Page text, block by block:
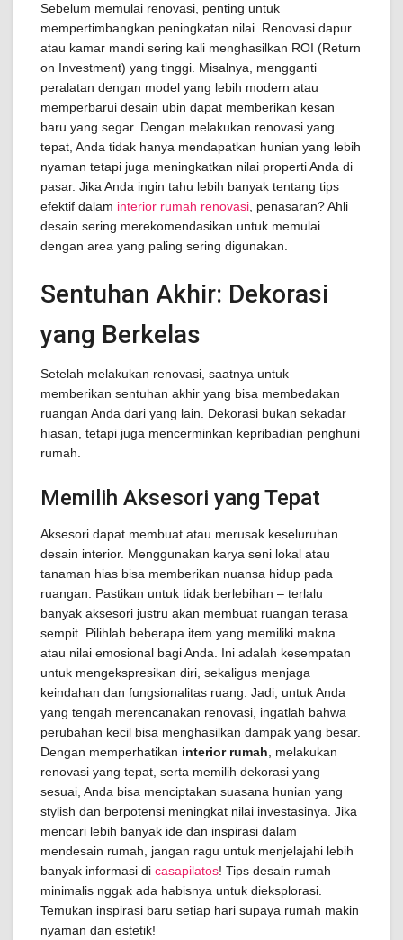
Sebelum memulai renovasi, penting untuk
mempertimbangkan peningkatan nilai. Renovasi dapur
atau kamar mandi sering kali menghasilkan ROI (Return
on Investment) yang tinggi. Misalnya, mengganti
peralatan dengan model yang lebih modern atau
memperbarui desain ubin dapat memberikan kesan
baru yang segar. Dengan melakukan renovasi yang
tepat, Anda tidak hanya mendapatkan hunian yang lebih
nyaman tetapi juga meningkatkan nilai properti Anda di
pasar. Jika Anda ingin tahu lebih banyak tentang tips
efektif dalam interior rumah renovasi , penasaran? Ahli
desain sering merekomendasikan untuk memulai
dengan area yang paling sering digunakan.
Sentuhan Akhir: Dekorasi
yang Berkelas
Setelah melakukan renovasi, saatnya untuk
memberikan sentuhan akhir yang bisa membedakan
ruangan Anda dari yang lain. Dekorasi bukan sekadar
hiasan, tetapi juga mencerminkan kepribadian penghuni
rumah.
Memilih Aksesori yang Tepat
Aksesori dapat membuat atau merusak keseluruhan
desain interior. Menggunakan karya seni lokal atau
tanaman hias bisa memberikan nuansa hidup pada
ruangan. Pastikan untuk tidak berlebihan – terlalu
banyak aksesori justru akan membuat ruangan terasa
sempit. Pilihlah beberapa item yang memiliki makna
atau nilai emosional bagi Anda. Ini adalah kesempatan
untuk mengekspresikan diri, sekaligus menjaga
keindahan dan fungsionalitas ruang. Jadi, untuk Anda
yang tengah merencanakan renovasi, ingatlah bahwa
perubahan kecil bisa menghasilkan dampak yang besar.
Dengan memperhatikan interior rumah , melakukan
renovasi yang tepat, serta memilih dekorasi yang
sesuai, Anda bisa menciptakan suasana hunian yang
stylish dan berpotensi meningkat nilai investasinya. Jika
mencari lebih banyak ide dan inspirasi dalam
mendesain rumah, jangan ragu untuk menjelajahi lebih
banyak informasi di casapilatos! Tips desain rumah
minimalis nggak ada habisnya untuk dieksplorasi.
Temukan inspirasi baru setiap hari supaya rumah makin
nyaman dan estetik!